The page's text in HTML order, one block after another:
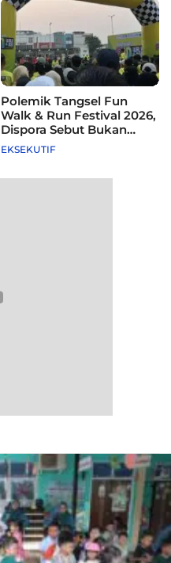
Polemik Tangsel Fun
Walk & Run Festival 2026,
Dispora Sebut Bukan
Agenda Pemkot
EKSEKUTIF